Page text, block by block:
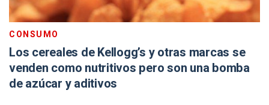
CONSUMO
Los cereales de Kellogg’s y otras marcas se
venden como nutritivos pero son una bomba
de azúcar y aditivos